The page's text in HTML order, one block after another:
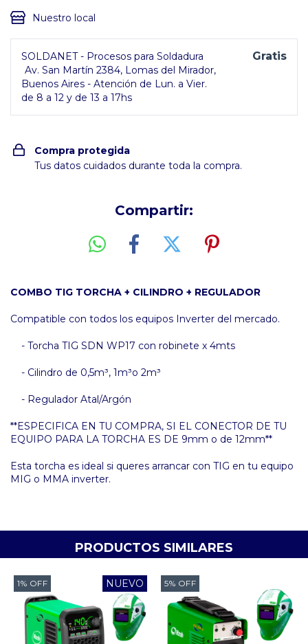
Nuestro local
SOLDANET - Procesos para Soldadura
Av. San Martín 2384, Lomas del Mirador,
Buenos Aires - Atención de Lun. a Vier.
de 8 a 12 y de 13 a 17hs
Gratis
Compra protegida
Tus datos cuidados durante toda la compra.
Compartir:
COMBO TIG TORCHA + CILINDRO + REGULADOR
Compatible con todos los equipos Inverter del mercado.
- Torcha TIG SDN WP17 con robinete x 4mts
- Cilindro de 0,5m³, 1m³o 2m³
- Regulador Atal/Argón
**ESPECIFICA EN TU COMPRA, SI EL CONECTOR DE TU
EQUIPO PARA LA TORCHA ES DE 9mm o de 12mm**
Esta torcha es ideal si queres arrancar con TIG en tu equipo
MIG o MMA inverter.
PRODUCTOS SIMILARES
1% OFF NUEVO 5% OFF